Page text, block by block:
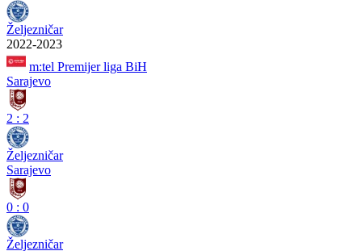
Željezničar
2022-2023
m:tel Premijer liga BiH
Sarajevo
2 : 2
Željezničar
Sarajevo
0 : 0
Željezničar